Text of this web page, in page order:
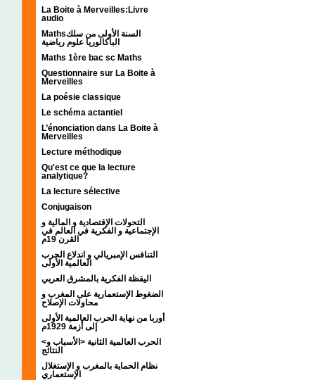
La Boite à Merveilles:Livre
audio
Mathsالسنة الأولى من سلك
الباكالوريا علوم رياضية
Maths 1ère bac sc Maths
Questionnaire sur La Boite à
Merveilles
La poésie classique
Le schéma actantiel
L’énonciation dans La Boite à
Merveilles
Lecture méthodique
Qu'est ce que la lecture
analytique?
La lecture sélective
Conjugaison
التحولات الإقتصادية و المالية و
الإجتماعية و الفكرية في العالم في
القرن 19م
التنافس الإمبريالي و اندلاع الحرب
العالمية الأولى
اليقظة الفكرية بالمشرق العربي
الضغوط الإستعمارية على المغرب و
محاولات الإصلاح
أوربا من نهاية الحرب العالمية الأولى
إلى أزمة 1929م
<الحرب العالمية الثانية <الأسباب و
النتائج
نظام الحماية بالمغرب و الإستغلال
الإستعماري